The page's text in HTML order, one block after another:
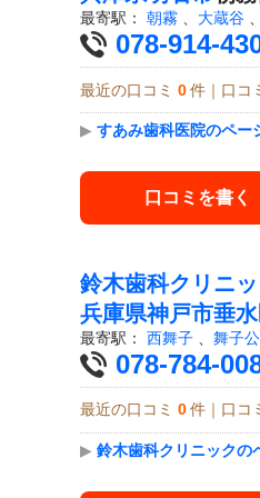
最寄駅： 朝霧 大蔵谷
078-914-
最近の口コミ 0 件｜口コ
▶ すあみ歯科医院のペー
口コミを書く
鈴木歯科クリニ
兵庫県神戸市垂
最寄駅： 西舞子 舞子
078-784-
最近の口コミ 0 件｜口コ
▶ 鈴木歯科クリニックの